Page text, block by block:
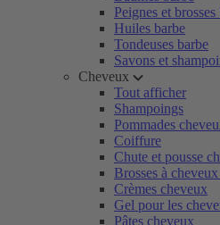
Peignes et brosses
Huiles barbe
Tondeuses barbe
Savons et
Cheveux
Tout afficher
Shampoings
Pommades
Coiffure
Chute et pousse
Brosses à
Crèmes cheveux
Gel pour les
Pâtes cheveux